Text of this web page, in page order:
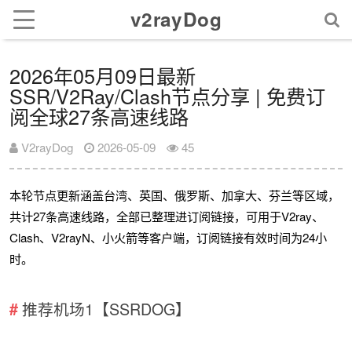
v2rayDog
2026年05月09日最新
SSR/V2Ray/Clash节点分享 | 免费订
阅全球27条高速线路
V2rayDog 2026-05-09 45
本轮节点更新涵盖台湾、英国、俄罗斯、加拿大、芬兰等区域，
共计27条高速线路，全部已整理进订阅链接，可用于V2ray、
Clash、V2rayN、小火箭等客户端，订阅链接有效时间为24小
时。
推荐机场1【SSRDOG】